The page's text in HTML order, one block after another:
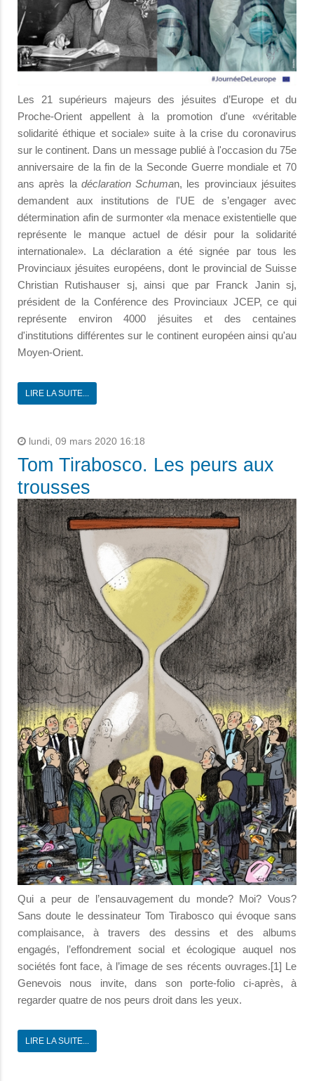
Les 21 supérieurs majeurs des jésuites d’Europe et du
Proche-Orient appellent à la promotion d'une «véritable
solidarité éthique et sociale» suite à la crise du coronavirus
sur le continent. Dans un message publié à l'occasion du 75e
anniversaire de la fin de la Seconde Guerre mondiale et 70
ans après la déclaration Schuman, les provinciaux jésuites
demandent aux institutions de l'UE de s’engager avec
détermination afin de surmonter «la menace existentielle que
représente le manque actuel de désir pour la solidarité
internationale». La déclaration a été signée par tous les
Provinciaux jésuites européens, dont le provincial de Suisse
Christian Rutishauser sj, ainsi que par Franck Janin sj,
président de la Conférence des Provinciaux JCEP, ce qui
représente environ 4000 jésuites et des centaines
d'institutions différentes sur le continent européen ainsi qu'au
Moyen-Orient.
LIRE LA SUITE...
lundi, 09 mars 2020 16:18
Tom Tirabosco. Les peurs aux
trousses
Qui a peur de l’ensauvagement du monde? Moi? Vous?
Sans doute le dessinateur Tom Tirabosco qui évoque sans
complaisance, à travers des dessins et des albums
engagés, l’effondrement social et écologique auquel nos
sociétés font face, à l’image de ses récents ouvrages.[1] Le
Genevois nous invite, dans son porte-folio ci-après, à
regarder quatre de nos peurs droit dans les yeux.
LIRE LA SUITE...